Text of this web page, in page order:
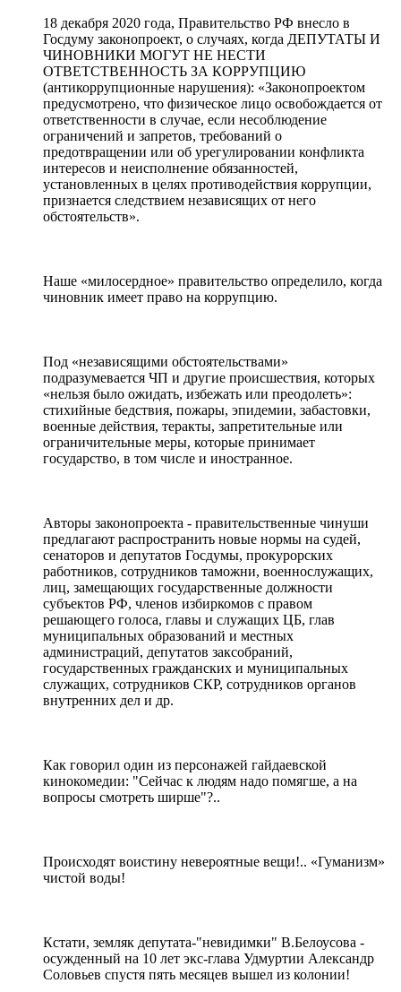
18 декабря 2020 года, Правительство РФ внесло в
Госдуму законопроект, о случаях, когда ДЕПУТАТЫ И
ЧИНОВНИКИ МОГУТ НЕ НЕСТИ
ОТВЕТСТВЕННОСТЬ ЗА КОРРУПЦИЮ
(антикоррупционные нарушения): «Законопроектом
предусмотрено, что физическое лицо освобождается от
ответственности в случае, если несоблюдение
ограничений и запретов, требований о
предотвращении или об урегулировании конфликта
интересов и неисполнение обязанностей,
установленных в целях противодействия коррупции,
признается следствием независящих от него
обстоятельств».
Наше «милосердное» правительство определило, когда
чиновник имеет право на коррупцию.
Под «независящими обстоятельствами»
подразумевается ЧП и другие происшествия, которых
«нельзя было ожидать, избежать или преодолеть»:
стихийные бедствия, пожары, эпидемии, забастовки,
военные действия, теракты, запретительные или
ограничительные меры, которые принимает
государство, в том числе и иностранное.
Авторы законопроекта - правительственные чинуши
предлагают распространить новые нормы на судей,
сенаторов и депутатов Госдумы, прокурорских
работников, сотрудников таможни, военнослужащих,
лиц, замещающих государственные должности
субъектов РФ, членов избиркомов с правом
решающего голоса, главы и служащих ЦБ, глав
муниципальных образований и местных
администраций, депутатов заксобраний,
государственных гражданских и муниципальных
служащих, сотрудников СКР, сотрудников органов
внутренних дел и др.
Как говорил один из персонажей гайдаевской
кинокомедии: "Сейчас к людям надо помягше, а на
вопросы смотреть ширше"?..
Происходят воистину невероятные вещи!.. «Гуманизм»
чистой воды!
Кстати, земляк депутата-"невидимки" В.Белоусова -
осужденный на 10 лет экс-глава Удмуртии Александр
Соловьев спустя пять месяцев вышел из колонии!